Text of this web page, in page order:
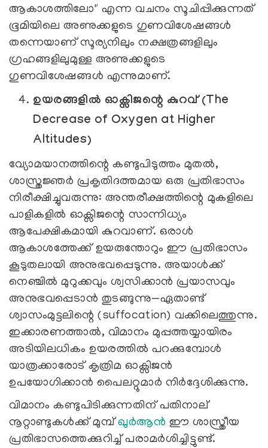
ആകാശത്തിലോ" എന്ന വചനം സൂചിപ്പിക്കുന്നത്
ഭൂമിയിലെ അണുക്കളുടെ ഗുണവിശേഷങ്ങൾ
തന്നെയാണ് സൂര്യനിലും നക്ഷത്രങ്ങളിലും
ഗ്രഹങ്ങളിലുമുള്ള അണുക്കളുടെ
ഗുണവിശേഷങ്ങൾ എന്നുമാണ്.
ഉയരങ്ങളിൽ ഓക്സിജന്റെ കുറവ് (The
Decrease of Oxygen at Higher
Altitudes)
വ്യോമയാനത്തിന്റെ കണ്ടുപിടുത്തം മുതൽ,
ശാസ്ത്രജ്ഞർ പ്രകൃതിദത്തമായ ഒരു പ്രതിഭാസം
നിരീക്ഷിച്ചുവരുന്നു: അന്തരീക്ഷത്തിന്റെ മുകളിലെ
പാളികളിൽ ഓക്സിജന്റെ സാന്നിധ്യം
ആപേക്ഷികമായി കുറവാണ്. ഒരാൾ
ആകാശത്തേക്ക് ഉയരുന്തോറും ഈ പ്രതിഭാസം
കൂടുതലായി അനുഭവപ്പെടുന്നു. അയാൾക്ക്
നെഞ്ചിൽ മുറുക്കവും ശ്വസിക്കാൻ പ്രയാസവും
അനുഭവപ്പെടാൻ തുടങ്ങുന്നു—ഏതാണ്ട്
ശ്വാസംമുട്ടലിന്റെ (suffocation) വക്കിലെത്തുന്നു.
ഇക്കാരണത്താൽ, വിമാനം മുപ്പത്തയ്യായിരം
അടിയിലധികം ഉയരത്തിൽ പറക്കുമ്പോൾ
യാത്രക്കാരോട് കൃത്രിമ ഓക്സിജൻ
ഉപയോഗിക്കാൻ പൈലറ്റുമാർ നിർദ്ദേശിക്കുന്നു.
വിമാനം കണ്ടുപിടിക്കുന്നതിന് പതിനാല്
നൂറ്റാണ്ടുകൾക്ക് മുമ്പ്ഖുർആൻ ഈ ശാസ്ത്രീയ
പ്രതിഭാസത്തെക്കുറിച്ച് പരാമർശിച്ചിട്ടുണ്ട്.